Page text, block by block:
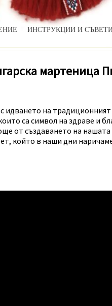
ИНСТРУКЦИИ И
мартеница
идването на
са символ на здраве и
от създаването на
който в наши дни